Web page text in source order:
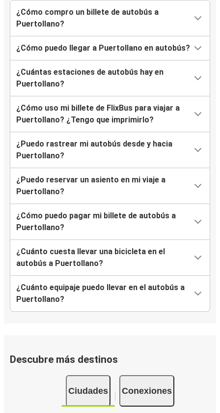
¿Cómo compro un billete de autobús a
Puertollano?
¿Cómo puedo llegar a Puertollano en autobús?
¿Cuántas estaciones de autobús hay en
Puertollano?
¿Cómo uso mi billete de FlixBus para viajar a
Puertollano? ¿Tengo que imprimirlo?
¿Puedo rastrear mi autobús desde y hacia
Puertollano?
¿Puedo reservar un asiento en mi viaje a
Puertollano?
¿Cómo puedo pagar mi billete de autobús a
Puertollano?
¿Cuánto cuesta llevar una bicicleta en el
autobús a Puertollano?
¿Cuánto equipaje puedo llevar en el autobús a
Puertollano?
Descubre más destinos
Ciudades Conexiones